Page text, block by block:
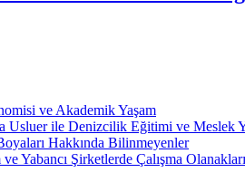
ve Akademik Yaşam
Usluer ile Denizcilik Eğitimi ve Meslek
Hakkında Bilinmeyenler
Yabancı Şirketlerde Çalışma Olanakları